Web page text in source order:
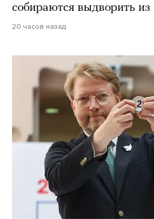
собираются выдворить из
20 часов назад